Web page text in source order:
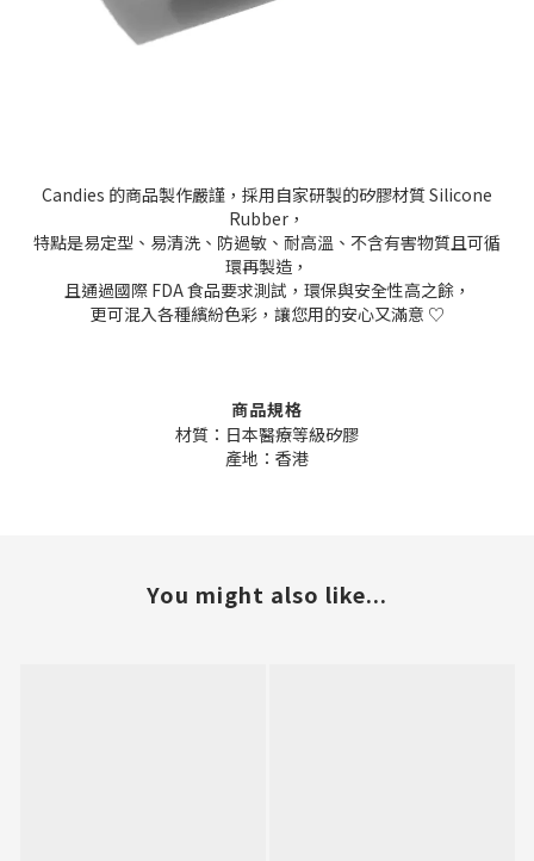
Candies 的商品製作嚴謹，採用自家研製的矽膠材質 Silicone
Rubber，
特點是易定型、易清洗、防過敏、耐高溫、不含有害物質且可循
環再製造，
且通過國際 FDA 食品要求測試，環保與安全性高之餘，
更可混入各種繽紛色彩，讓您用的安心又滿意 ♡
商品規格
材質：日本醫療等級矽膠
產地：香港
You might also like...